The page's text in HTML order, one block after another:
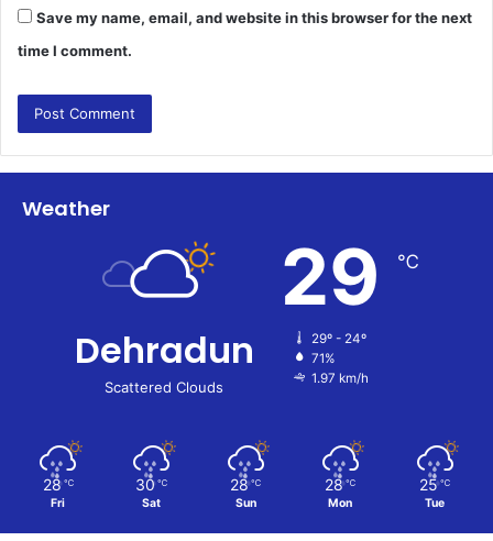
Save my name, email, and website in this browser for the next
time I comment.
Weather
Dehradun
Scattered Clouds
29 ℃
29º - 24º
71%
1.97 km/h
28 ℃
Fri
30 ℃
Sat
28 ℃
Sun
28 ℃
Mon
25 ℃
Tue